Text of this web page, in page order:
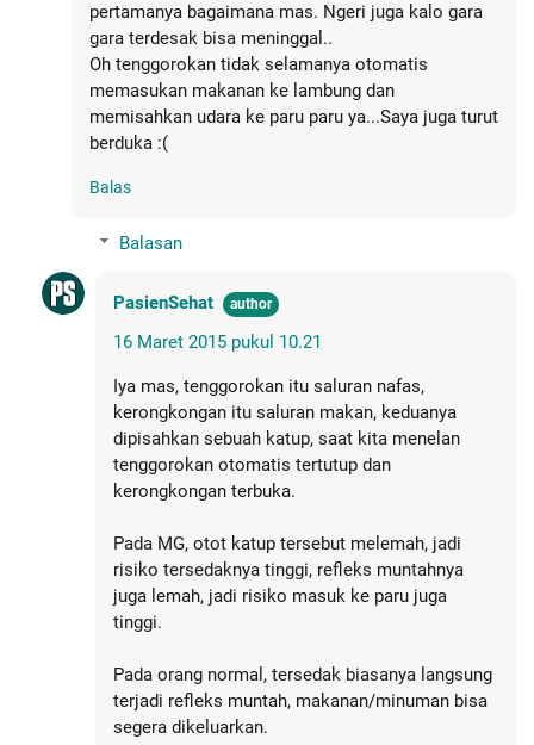
pertamanya bagaimana mas. Ngeri juga kalo gara
gara terdesak bisa meninggal..
Oh tenggorokan tidak selamanya otomatis
memasukan makanan ke lambung dan
memisahkan udara ke paru paru ya...Saya juga turut
berduka :(
Balas
Balasan
PasienSehat
16 Maret 2015 pukul 10.21
Iya mas, tenggorokan itu saluran nafas,
kerongkongan itu saluran makan, keduanya
dipisahkan sebuah katup, saat kita menelan
tenggorokan otomatis tertutup dan
kerongkongan terbuka.
Pada MG, otot katup tersebut melemah, jadi
risiko tersedaknya tinggi, refleks muntahnya
juga lemah, jadi risiko masuk ke paru juga
tinggi.
Pada orang normal, tersedak biasanya langsung
terjadi refleks muntah, makanan/minuman bisa
segera dikeluarkan.